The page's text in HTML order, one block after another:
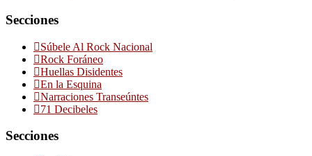
Secciones
Súbele Al Rock Nacional
Rock Foráneo
Huellas Disidentes
En la Esquina
Narraciones Transeúntes
71 Decibeles
Secciones